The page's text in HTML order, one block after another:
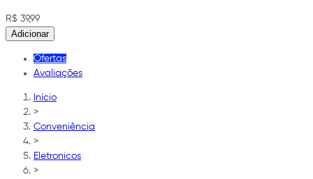
R$ 39,99
Adicionar
Ofertas
Avaliações
Início
>
Conveniência
>
Eletronicos
>